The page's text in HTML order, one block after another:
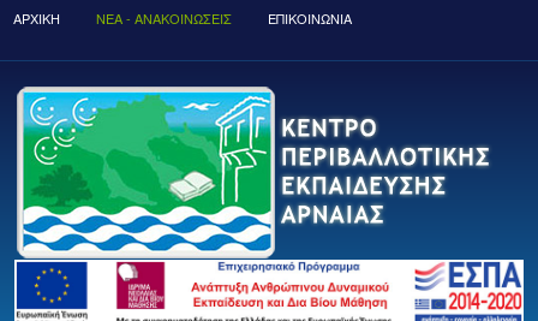
ΑΡΧΙΚΉ ΝΈΑ - ΑΝΑΚΟΙΝΏΣΕΙΣ ΕΠΙΚΟΙΝΩΝΙΑ